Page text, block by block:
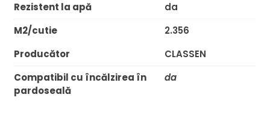
Rezistent la apă
da
M2/cutie
2.356
Producător
CLASSEN
Compatibil cu încălzirea în
pardoseală
da